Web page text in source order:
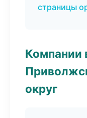
страницы
Компании
округ